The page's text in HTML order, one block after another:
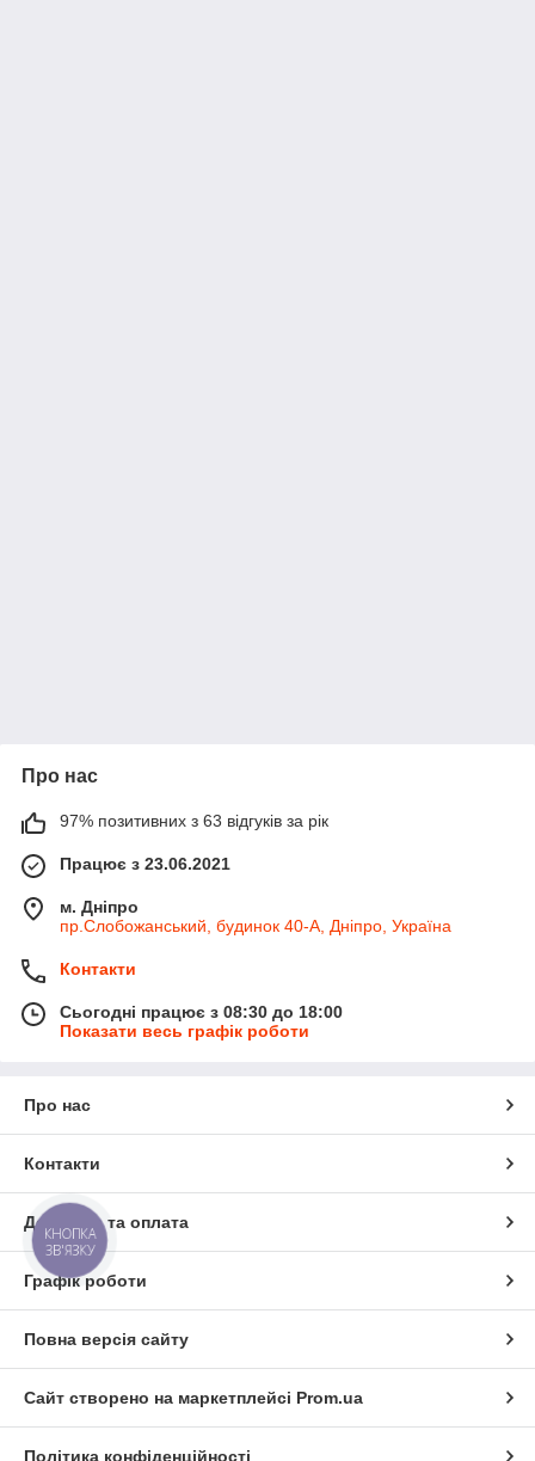
Про нас
97% позитивних з 63 відгуків за рік
Працює з 23.06.2021
м. Дніпро
пр.Слобожанський, будинок 40-А, Дніпро, Україна
Контакти
Сьогодні працює з 08:30 до 18:00
Показати весь графік роботи
Про нас
Контакти
Доставка та оплата
Графік роботи
Повна версія сайту
Сайт створено на маркетплейсі Prom.ua
Політика конфіденційності
КНОПКА
ЗВ'ЯЗКУ